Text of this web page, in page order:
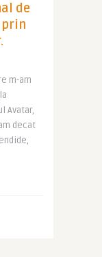
de
prin
m-am
Avatar,
decat